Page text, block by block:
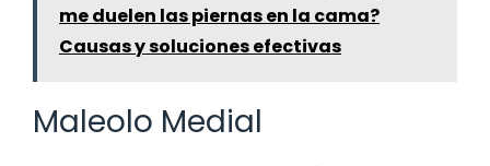
me duelen las piernas en la cama?
Causas y soluciones efectivas
Maleolo Medial